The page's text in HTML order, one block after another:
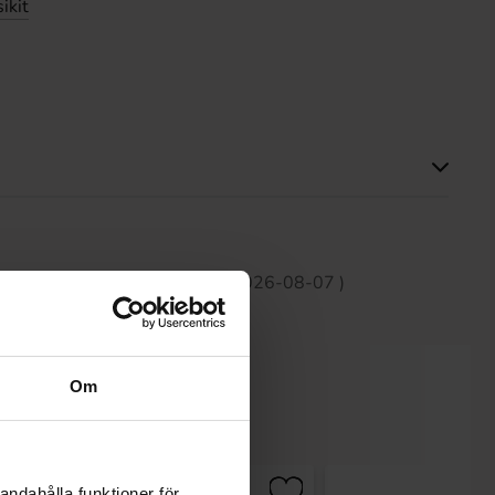
Om
päivän aikana on1.90 EUR (2026-08-07 )